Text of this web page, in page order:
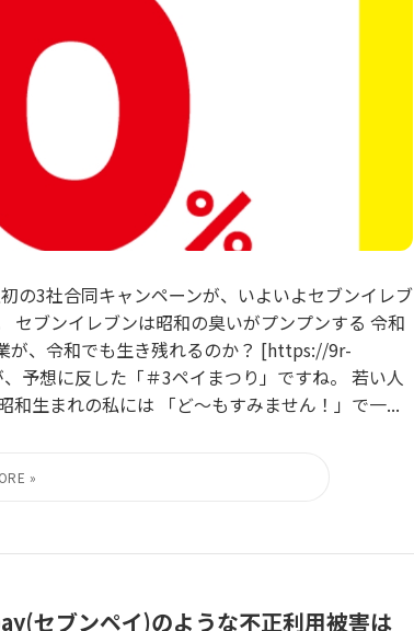
の3社合同キャンペーンが、いよいよセブンイレブ
セブンイレブンは昭和の臭いがプンプンする 令和
が、令和でも生き残れるのか？ [https://9r-
予想に反した「＃3ペイまつり」ですね。 若い人
和生まれの私には 「ど～もすみません！」で一...
セブンペイ)のような不正利用被害は